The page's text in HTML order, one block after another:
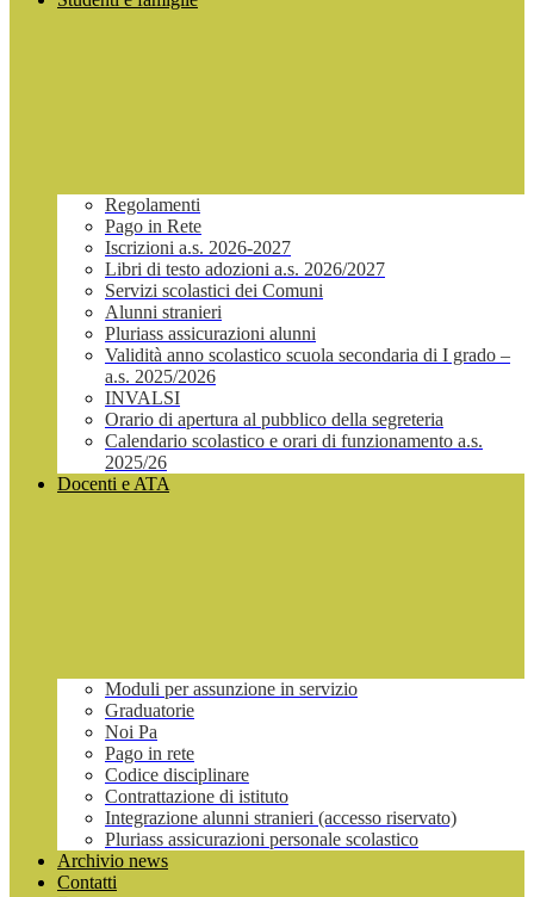
Regolamenti
Pago in Rete
Iscrizioni a.s. 2026-2027
Libri di testo adozioni a.s. 2026/2027
Servizi scolastici dei Comuni
Alunni stranieri
Pluriass assicurazioni alunni
Validità anno scolastico scuola secondaria di I grado –
a.s. 2025/2026
INVALSI
Orario di apertura al pubblico della segreteria
Calendario scolastico e orari di funzionamento a.s.
2025/26
Docenti e ATA
Moduli per assunzione in servizio
Graduatorie
Noi Pa
Pago in rete
Codice disciplinare
Contrattazione di istituto
Integrazione alunni stranieri (accesso riservato)
Pluriass assicurazioni personale scolastico
Archivio news
Contatti